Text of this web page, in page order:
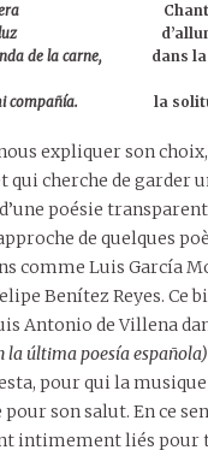
la manera
una luz
de la carne,
dans
mi compañía.
la
expliquer son
qui cherche de garder
poésie
de quelques
comme Luis García
Benítez Reyes. Ce
Antonio de Villena
la última poesía
pour qui la
son salut. En ce
intimement liés pour